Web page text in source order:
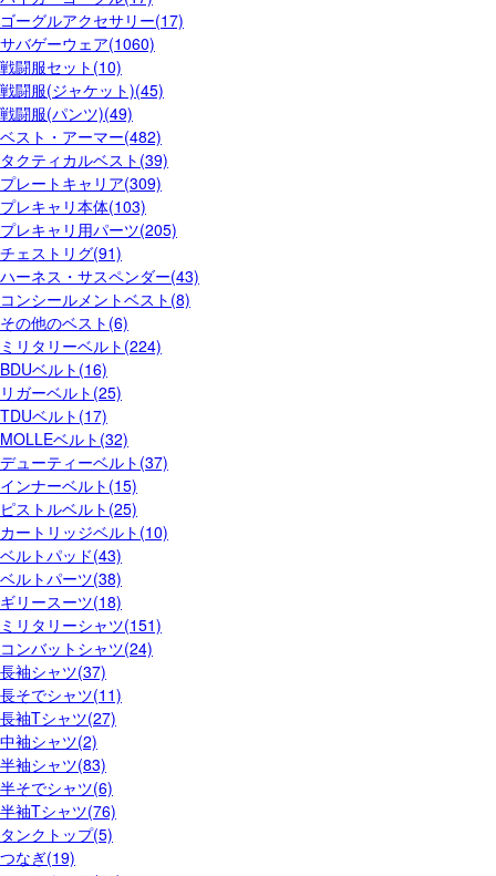
ゴーグルアクセサリー(17)
サバゲーウェア(1060)
戦闘服セット(10)
戦闘服(ジャケット)(45)
戦闘服(パンツ)(49)
ベスト・アーマー(482)
タクティカルベスト(39)
プレートキャリア(309)
プレキャリ本体(103)
プレキャリ用パーツ(205)
チェストリグ(91)
ハーネス・サスペンダー(43)
コンシールメントベスト(8)
その他のベスト(6)
ミリタリーベルト(224)
BDUベルト(16)
リガーベルト(25)
TDUベルト(17)
MOLLEベルト(32)
デューティーベルト(37)
インナーベルト(15)
ピストルベルト(25)
カートリッジベルト(10)
ベルトパッド(43)
ベルトパーツ(38)
ギリースーツ(18)
ミリタリーシャツ(151)
コンバットシャツ(24)
長袖シャツ(37)
長そでシャツ(11)
長袖Tシャツ(27)
中袖シャツ(2)
半袖シャツ(83)
半そでシャツ(6)
半袖Tシャツ(76)
タンクトップ(5)
つなぎ(19)